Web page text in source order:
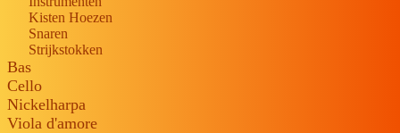
Kisten Hoezen
Snaren
Strijkstokken
Bas
Cello
Nickelharpa
Viola d'amore